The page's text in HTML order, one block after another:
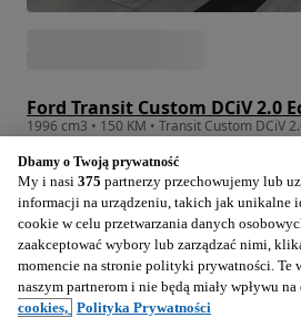
10 km Diesel
150 KM
2025
Bydgoszcz (Kujawsko-pomorskie)
Firma • Podbite
Dbamy o Twoją prywatność
My i nasi 375 partnerzy przechowujemy lub
informacji na urządzeniu, takich jak unikalne
cookie w celu przetwarzania danych
zaakceptować wybory lub zarządzać nimi,
momencie na stronie polityki prywatności. Te
naszym partnerom i nie będą miały wpływu
cookies, Polityka Prywatności